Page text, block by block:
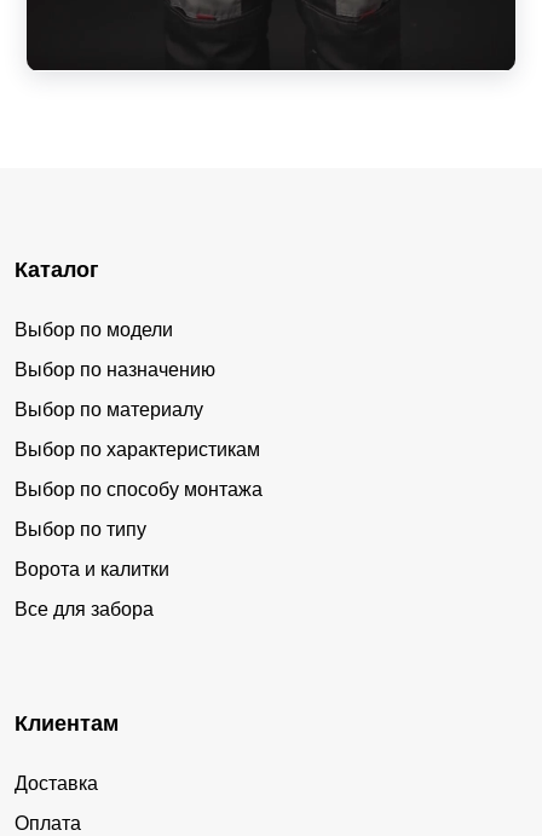
Каталог
Выбор по модели
Выбор по назначению
Выбор по материалу
Выбор по характеристикам
Выбор по способу монтажа
Выбор по типу
Ворота и калитки
Все для забора
Клиентам
Доставка
Оплата